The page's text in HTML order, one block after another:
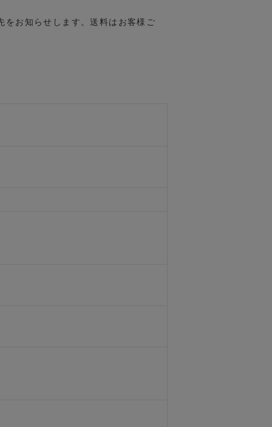
をお知らせします。送料はお客様ご